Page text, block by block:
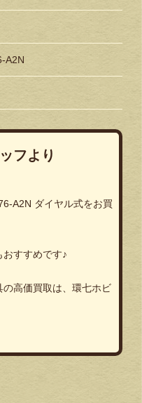
A2N
フより
A2N ダイヤル式をお買
すすめです♪
高価買取は、環七ホビ